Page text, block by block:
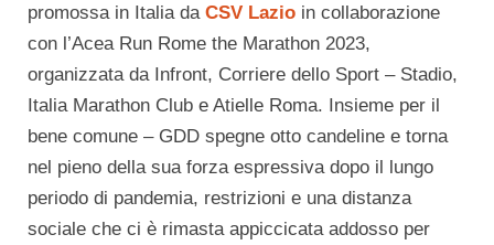
promossa in Italia da CSV Lazio in collaborazione
con l’Acea Run Rome the Marathon 2023,
organizzata da Infront, Corriere dello Sport – Stadio,
Italia Marathon Club e Atielle Roma. Insieme per il
bene comune – GDD spegne otto candeline e torna
nel pieno della sua forza espressiva dopo il lungo
periodo di pandemia, restrizioni e una distanza
sociale che ci è rimasta appiccicata addosso per